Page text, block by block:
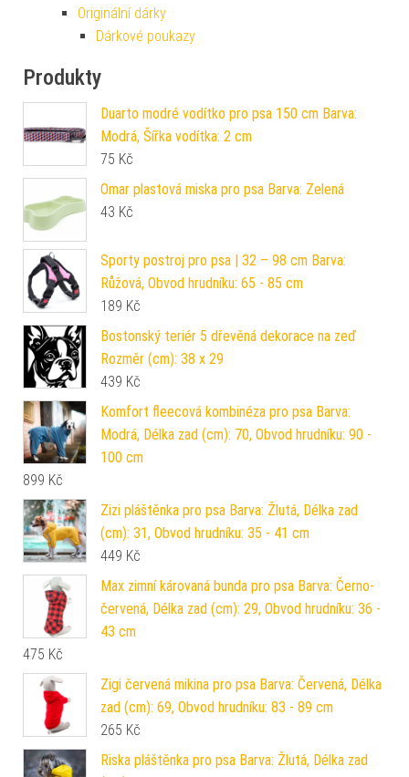
Originální dárky
Dárkové poukazy
Produkty
Duarto modré vodítko pro psa 150 cm Barva:
Modrá, Šířka vodítka: 2 cm
75 Kč
Omar plastová miska pro psa Barva: Zelená
43 Kč
Sporty postroj pro psa | 32 – 98 cm Barva:
Růžová, Obvod hrudníku: 65 - 85 cm
189 Kč
Bostonský teriér 5 dřevěná dekorace na zeď
Rozměr (cm): 38 x 29
439 Kč
Komfort fleecová kombinéza pro psa Barva:
Modrá, Délka zad (cm): 70, Obvod hrudníku: 90 -
100 cm
899 Kč
Zizi pláštěnka pro psa Barva: Žlutá, Délka zad
(cm): 31, Obvod hrudníku: 35 - 41 cm
449 Kč
Max zimní károvaná bunda pro psa Barva: Černo-
červená, Délka zad (cm): 29, Obvod hrudníku: 36 -
43 cm
475 Kč
Zigi červená mikina pro psa Barva: Červená, Délka
zad (cm): 69, Obvod hrudníku: 83 - 89 cm
265 Kč
Riska pláštěnka pro psa Barva: Žlutá, Délka zad